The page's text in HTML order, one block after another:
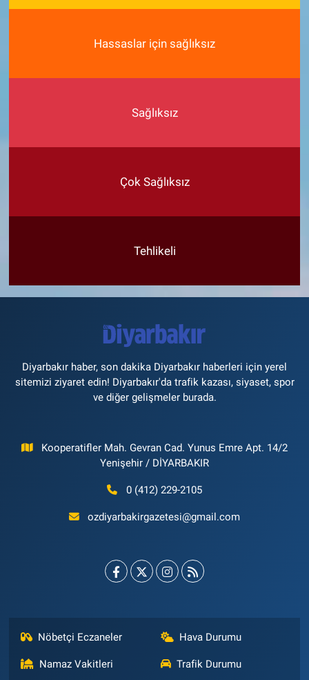
Hassaslar için sağlıksız
Sağlıksız
Çok Sağlıksız
Tehlikeli
Diyarbakır haber, son dakika Diyarbakır haberleri için yerel
sitemizi ziyaret edin! Diyarbakır'da trafik kazası, siyaset, spor
ve diğer gelişmeler burada.
Kooperatifler Mah. Gevran Cad. Yunus Emre Apt. 14/2
Yenişehir / DİYARBAKIR
0 (412) 229-2105
ozdiyarbakirgazetesi@gmail.com
Nöbetçi Eczaneler Hava Durumu
Namaz Vakitleri Trafik Durumu